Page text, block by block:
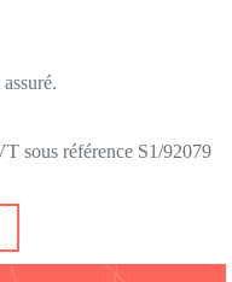
sous référence S1/92079